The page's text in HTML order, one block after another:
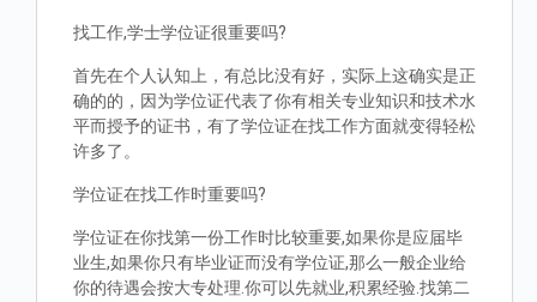
找工作,学士学位证很重要吗?
首先在个人认知上，有总比没有好，实际上这确实是正
确的的，因为学位证代表了你有相关专业知识和技术水
平而授予的证书，有了学位证在找工作方面就变得轻松
许多了。
学位证在找工作时重要吗?
学位证在你找第一份工作时比较重要,如果你是应届毕
业生,如果你只有毕业证而没有学位证,那么一般企业给
你的待遇会按大专处理.你可以先就业,积累经验.找第二